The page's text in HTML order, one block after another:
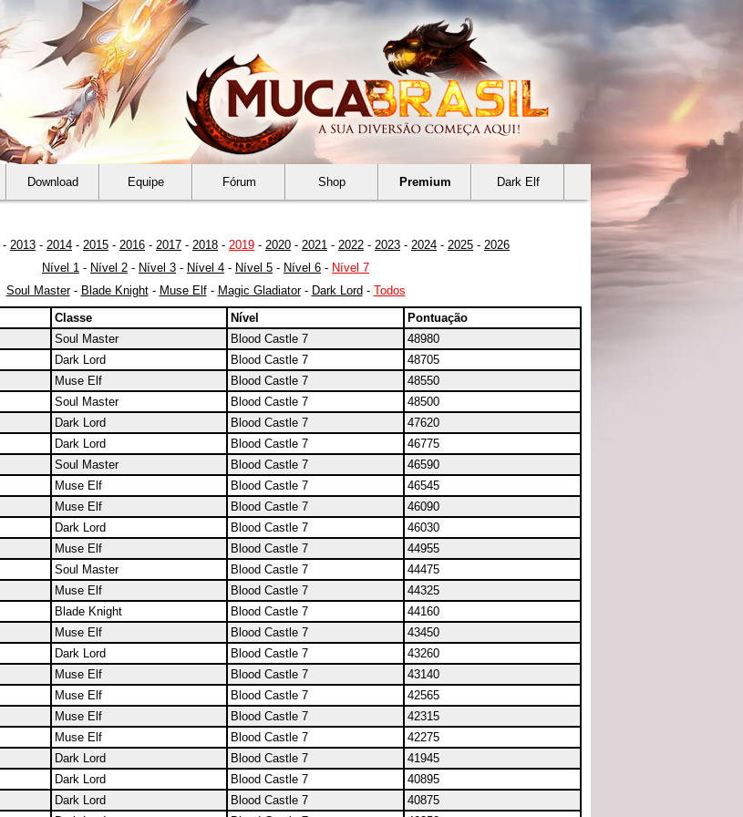
Download Equipe Fórum Shop Premium Dark Elf
- 2013 - 2014 - 2015 - 2016 - 2017 - 2018 - 2019 - 2020 - 2021 - 2022 - 2023 - 2024 - 2025 - 2026
Nível 1 - Nível 2 - Nível 3 - Nível 4 - Nível 5 - Nível 6 - Nível 7
Soul Master- Blade Knight- Muse Elf- Magic Gladiator- Dark Lord - Todos
Classe Nível
Pontuação
Soul Master Blood Castle 7
48980
Dark Lord Blood Castle 7
48705
Muse Elf Blood Castle 7
48550
Soul Master Blood Castle 7
48500
Dark Lord Blood Castle 7
47620
Dark Lord Blood Castle 7
46775
Soul Master Blood Castle 7
46590
Muse Elf Blood Castle 7
46545
Muse Elf Blood Castle 7
46090
Dark Lord Blood Castle 7
46030
Muse Elf Blood Castle 7
44955
Soul Master Blood Castle 7
44475
Muse Elf Blood Castle 7
44325
Blade Knight Blood Castle 7
44160
Muse Elf Blood Castle 7
43450
Dark Lord Blood Castle 7
43260
Muse Elf Blood Castle 7
43140
Muse Elf Blood Castle 7
42565
Muse Elf Blood Castle 7
42315
Muse Elf Blood Castle 7
42275
Dark Lord Blood Castle 7
41945
Dark Lord Blood Castle 7
40895
Dark Lord Blood Castle 7
40875